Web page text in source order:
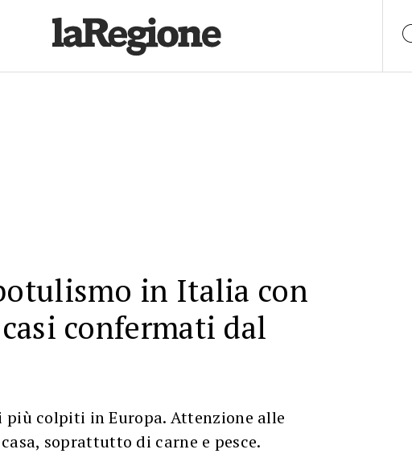
in Italia con
confermati dal
più colpiti in Europa. Attenzione alle
soprattutto di carne e pesce.